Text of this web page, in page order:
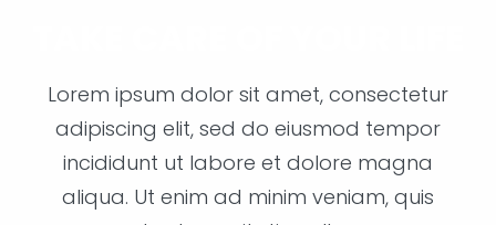
Lorem ipsum dolor sit amet, consectetur
adipiscing elit, sed do eiusmod tempor
incididunt ut labore et dolore magna
aliqua. Ut enim ad minim veniam, quis